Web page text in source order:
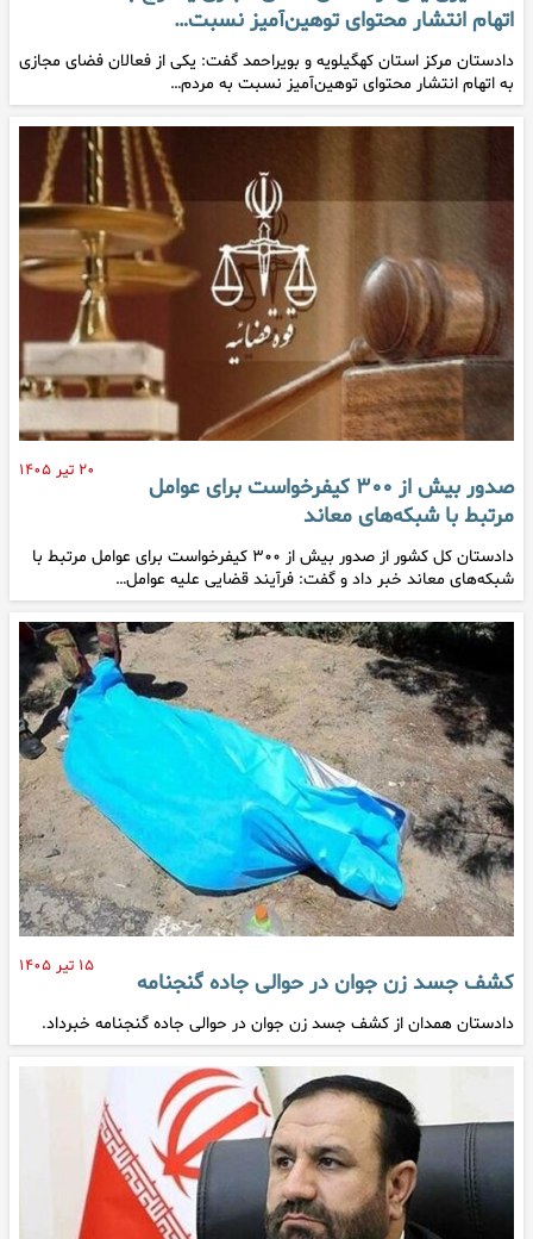
اتهام انتشار محتوای توهین‌آمیز نسبت…
دادستان مرکز استان کهگیلویه و بویراحمد گفت: یکی از فعالان فضای مجازی
به اتهام انتشار محتوای توهین‌آمیز نسبت به مردم…
۲۰ تیر ۱۴۰۵
صدور بیش از ۳۰۰ کیفرخواست برای عوامل
مرتبط با شبکه‌های معاند
دادستان کل کشور از صدور بیش از ۳۰۰ کیفرخواست برای عوامل مرتبط با
شبکه‌های معاند خبر داد و گفت: فرآیند قضایی علیه عوامل…
۱۵ تیر ۱۴۰۵
کشف جسد زن جوان در حوالی جاده گنجنامه
دادستان همدان از کشف جسد زن جوان در حوالی جاده گنجنامه خبرداد.